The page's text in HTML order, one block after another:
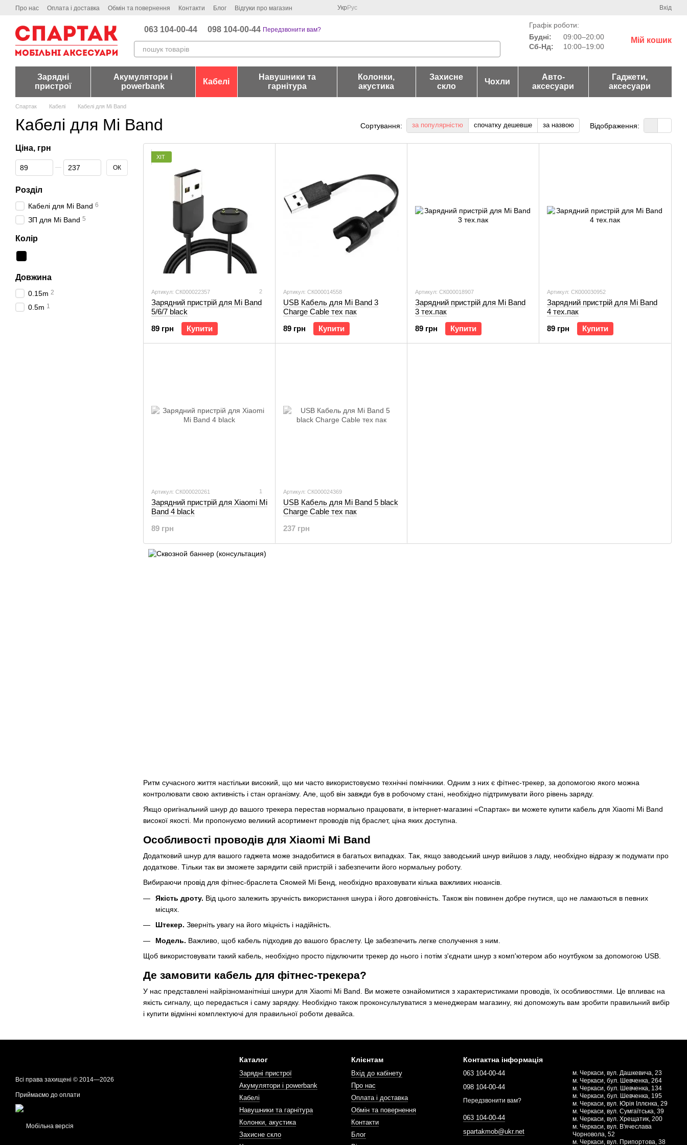
Перейти до основного контенту
Про нас Оплата і доставка Обмін та повернення Контакти Блог Відгуки про магазин Укр Рус Вхід
063 104-00-44 098 104-00-44 Передзвонити вам?
Графік роботи:
Будні:
09:00–20:00
Сб-Нд:
10:00–19:00
Мій кошик
Зарядні
пристрої
Акумулятори і
powerbank
Кабелі
Навушники та
гарнітура
Колонки,
акустика
Захисне
скло
Чохли
Авто-
аксесуари
Гаджети,
аксесуари
Спартак Кабелі Кабелі для Mi Band
Кабелі для Mi Band Сортування: за популярністю спочатку дешевше за назвою Відображення:
Ритм сучасного життя настільки високий, що ми часто використовуємо технічні помічники. Одним з них є фітнес-трекер, за допомогою якого можна
контролювати свою активність і стан організму. Але, щоб він завжди був в робочому стані, необхідно підтримувати його рівень заряду.
Якщо оригінальний шнур до вашого трекера перестав нормально працювати, в інтернет-магазині «Спартак» ви можете купити кабель для Xiaomi Mi Band
високої якості. Ми пропонуємо великий асортимент проводів під браслет, ціна яких доступна.
Особливості проводів для Xiaomi Mi Band
Додатковий шнур для вашого гаджета може знадобитися в багатьох випадках. Так, якщо заводський шнур вийшов з ладу, необхідно відразу ж подумати про
додаткове. Тільки так ви зможете зарядити свій пристрій і забезпечити його нормальну роботу.
Вибираючи провід для фітнес-браслета Сяомей Мі Бенд, необхідно враховувати кілька важливих нюансів.
Якість дроту. Від цього залежить зручність використання шнура і його довговічність. Також він повинен добре гнутися, що не ламаються в певних
місцях.
Штекер. Зверніть увагу на його міцність і надійність.
Модель. Важливо, щоб кабель підходив до вашого браслету. Це забезпечить легке сполучення з ним.
Щоб використовувати такий кабель, необхідно просто підключити трекер до нього і потім з'єднати шнур з комп'ютером або ноутбуком за допомогою USB.
Де замовити кабель для фітнес-трекера?
У нас представлені найрізноманітніші шнури для Xiaomi Mi Band. Ви можете ознайомитися з характеристиками проводів, їх особливостями. Це впливає на
якість сигналу, що передається і саму зарядку. Необхідно також проконсультуватися з менеджерам магазину, які допоможуть вам зробити правильний вибір
і купити відмінні комплектуючі для правильної роботи девайса.
ХІТ
Артикул: СК000022357 2
Зарядний пристрій для Mi Band
5/6/7 black
89 грн
Купити
Артикул: СК000014558
USB Кабель для Mi Band 3
Charge Cable тех пак
89 грн
Купити
Артикул: СК000018907
Зарядний пристрій для Mi Band
3 тех.пак
89 грн
Купити
Артикул: СК000030952
Зарядний пристрій для Mi Band
4 тех.пак
89 грн
Купити
Артикул: СК000020261 1
Зарядний пристрій для Xiaomi Mi
Band 4 black
89 грн
Артикул: СК000024369
USB Кабель для Mi Band 5 black
Charge Cable тех пак
237 грн
Ціна, грн
Від Ціна, грн
До Ціна, грн ОК
Розділ
Кабелі для Mi Band 6
ЗП для Mi Band 5
Колір
Довжина
0.15m 2
0.5m 1
Всі права захищені © 2014—2026
Приймаємо до оплати
Мобільна версія
Каталог
Зарядні пристрої
Акумулятори і powerbank
Кабелі
Навушники та гарнітура
Колонки, акустика
Захисне скло
Клієнтам
Вхід до кабінету
Про нас
Оплата і доставка
Обмін та повернення
Контакти
Блог
Контактна інформація
063 104-00-44
098 104-00-44
Передзвонити вам?
063 104-00-44
spartakmob@ukr.net
м. Черкаси, вул. Дашкевича, 23
м. Черкаси, бул. Шевченка, 264
м. Черкаси, бул. Шевченка, 134
м. Черкаси, бул. Шевченка, 195
м. Черкаси, вул. Юрія Іллєнка, 29
м. Черкаси, вул. Сумгаїтська, 39
м. Черкаси, вул. Хрещатик, 200
м. Черкаси, вул. В'ячеслава
Чорновола, 52
м. Черкаси, вул. Припортова, 38